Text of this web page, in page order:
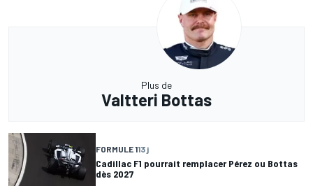
Plus de
Valtteri Bottas
FORMULE 113 j
Cadillac F1 pourrait remplacer Pérez ou Bottas
dès 2027